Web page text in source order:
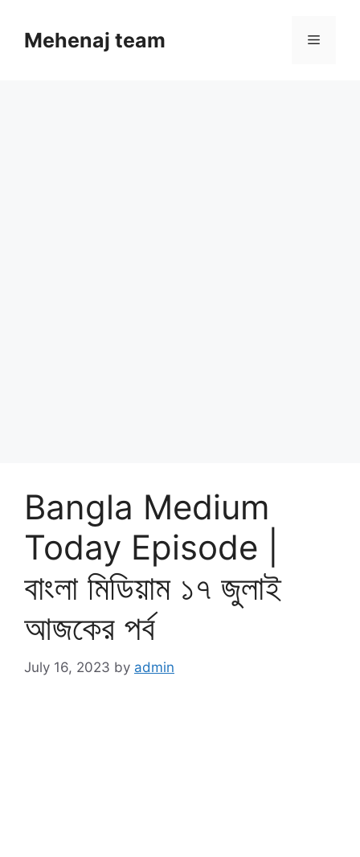
contentMehenaj team Menu
Bangla Medium
Today Episode |
বাংলা মিডিয়াম ১৭ জুলাই
আজকের পর্ব
July 16, 2023 by admin